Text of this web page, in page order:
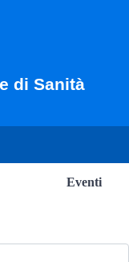
Sanità
Eventi